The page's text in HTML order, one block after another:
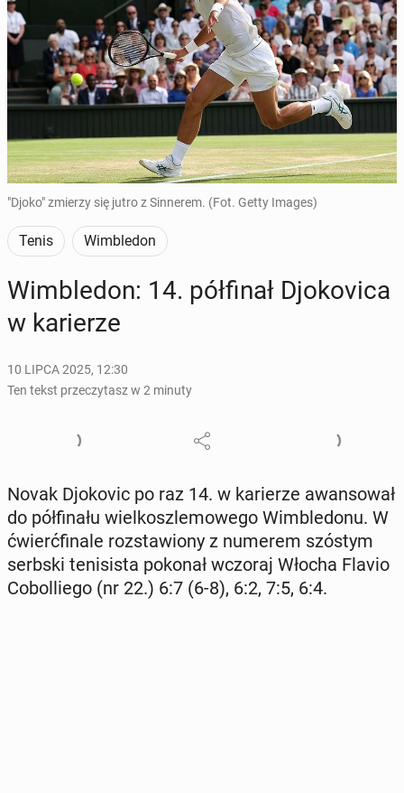
"Djoko" zmierzy się jutro z Sinnerem. (Fot. Getty Images)
Tenis Wimbledon
Wim­ble­don: 14. pół­fi­nał Djo­ko­vi­ca
w ka­rie­rze
10 LIPCA 2025, 12:30
Ten tekst przeczytasz w 2 minuty
Novak Djo­ko­vic po raz 14. w ka­rie­rze awan­so­wał
do pół­fi­na­łu wiel­kosz­le­mo­we­go Wim­ble­do­nu. W
ćwierć­fi­na­le roz­sta­wio­ny z numerem szóstym
serbski te­ni­si­sta pokonał wczoraj Włocha Flavio
Co­bol­lie­go (nr 22.) 6:7 (6-8), 6:2, 7:5, 6:4.